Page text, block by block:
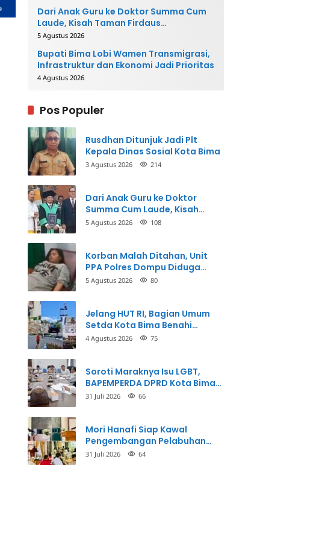
Dari Anak Guru ke Doktor Summa Cum
Laude, Kisah Taman Firdaus
Menginspirasi
5 Agustus 2026
Bupati Bima Lobi Wamen Transmigrasi,
Infrastruktur dan Ekonomi Jadi Prioritas
4 Agustus 2026
Pos Populer
Rusdhan Ditunjuk Jadi Plt
Kepala Dinas Sosial Kota Bima
3 Agustus 2026 214
Dari Anak Guru ke Doktor
Summa Cum Laude, Kisah
Taman Firdaus Menginspirasi
5 Agustus 2026 108
Korban Malah Ditahan, Unit
PPA Polres Dompu Diduga
Balikkan Fakta Kasus
5 Agustus 2026 80
Jelang HUT RI, Bagian Umum
Setda Kota Bima Benahi
Kantor Pemkot
4 Agustus 2026 75
Soroti Maraknya Isu LGBT,
BAPEMPERDA DPRD Kota Bima
Mulai Bahas Rancangan Perda
31 Juli 2026 66
Mori Hanafi Siap Kawal
Pengembangan Pelabuhan
Bima, KSOP Usulkan Tambahan
31 Juli 2026 64